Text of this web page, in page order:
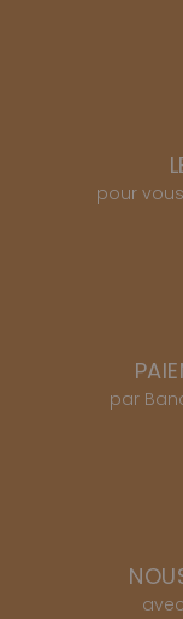
pour
par